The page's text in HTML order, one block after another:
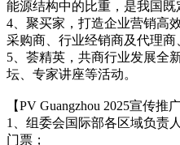
能源结构中的比重，是我国既
4、聚买家，打造企业营销高
采购商、行业经销商及代理商
5、荟精英，共商行业发展全
坛、专家讲座等活动。
【PV Guangzhou 2025宣传推广
1、组委会国际部各区域负责
门票；